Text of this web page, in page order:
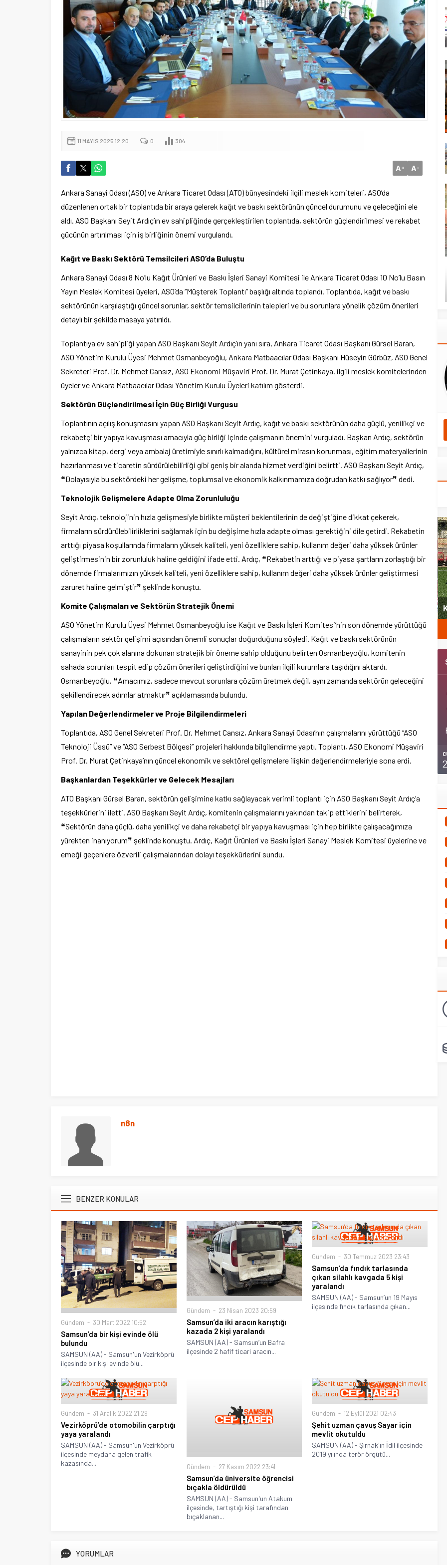
11 MAYIS 2025 12:20 0 304
A+ A-
Ankara Sanayi Odası (ASO) ve Ankara Ticaret Odası (ATO) bünyesindeki ilgili meslek komiteleri, ASO’da
düzenlenen ortak bir toplantıda bir araya gelerek kağıt ve baskı sektörünün güncel durumunu ve geleceğini ele
aldı. ASO Başkanı Seyit Ardıç’ın ev sahipliğinde gerçekleştirilen toplantıda, sektörün güçlendirilmesi ve rekabet
gücünün artırılması için iş birliğinin önemi vurgulandı.
Kağıt ve Baskı Sektörü Temsilcileri ASO’da Buluştu
Ankara Sanayi Odası 8 No’lu Kağıt Ürünleri ve Baskı İşleri Sanayi Komitesi ile Ankara Ticaret Odası 10 No’lu Basın
Yayın Meslek Komitesi üyeleri, ASO’da “Müşterek Toplantı” başlığı altında toplandı. Toplantıda, kağıt ve baskı
sektörünün karşılaştığı güncel sorunlar, sektör temsilcilerinin talepleri ve bu sorunlara yönelik çözüm önerileri
detaylı bir şekilde masaya yatırıldı.
Toplantıya ev sahipliği yapan ASO Başkanı Seyit Ardıç’ın yanı sıra, Ankara Ticaret Odası Başkanı Gürsel Baran,
ASO Yönetim Kurulu Üyesi Mehmet Osmanbeyoğlu, Ankara Matbaacılar Odası Başkanı Hüseyin Gürbüz, ASO Genel
Sekreteri Prof. Dr. Mehmet Cansız, ASO Ekonomi Müşaviri Prof. Dr. Murat Çetinkaya, ilgili meslek komitelerinden
üyeler ve Ankara Matbaacılar Odası Yönetim Kurulu Üyeleri katılım gösterdi.
Sektörün Güçlendirilmesi İçin Güç Birliği Vurgusu
Toplantının açılış konuşmasını yapan ASO Başkanı Seyit Ardıç, kağıt ve baskı sektörünün daha güçlü, yenilikçi ve
rekabetçi bir yapıya kavuşması amacıyla güç birliği içinde çalışmanın önemini vurguladı. Başkan Ardıç, sektörün
yalnızca kitap, dergi veya ambalaj üretimiyle sınırlı kalmadığını, kültürel mirasın korunması, eğitim materyallerinin
hazırlanması ve ticaretin sürdürülebilirliği gibi geniş bir alanda hizmet verdiğini belirtti. ASO Başkanı Seyit Ardıç,
❝Dolayısıyla bu sektördeki her gelişme, toplumsal ve ekonomik kalkınmamıza doğrudan katkı sağlıyor❞ dedi.
Teknolojik Gelişmelere Adapte Olma Zorunluluğu
Seyit Ardıç, teknolojinin hızla gelişmesiyle birlikte müşteri beklentilerinin de değiştiğine dikkat çekerek,
firmaların sürdürülebilirliklerini sağlamak için bu değişime hızla adapte olması gerektiğini dile getirdi. Rekabetin
arttığı piyasa koşullarında firmaların yüksek kaliteli, yeni özelliklere sahip, kullanım değeri daha yüksek ürünler
geliştirmesinin bir zorunluluk haline geldiğini ifade etti. Ardıç, ❝Rekabetin arttığı ve piyasa şartların zorlaştığı bir
dönemde firmalarımızın yüksek kaliteli, yeni özelliklere sahip, kullanım değeri daha yüksek ürünler geliştirmesi
zaruret haline gelmiştir❞ şeklinde konuştu.
Komite Çalışmaları ve Sektörün Stratejik Önemi
ASO Yönetim Kurulu Üyesi Mehmet Osmanbeyoğlu ise Kağıt ve Baskı İşleri Komitesi’nin son dönemde yürüttüğü
çalışmaların sektör gelişimi açısından önemli sonuçlar doğurduğunu söyledi. Kağıt ve baskı sektörünün
sanayinin pek çok alanına dokunan stratejik bir öneme sahip olduğunu belirten Osmanbeyoğlu, komitenin
sahada sorunları tespit edip çözüm önerileri geliştirdiğini ve bunları ilgili kurumlara taşıdığını aktardı.
Osmanbeyoğlu, ❝Amacımız, sadece mevcut sorunlara çözüm üretmek değil, aynı zamanda sektörün geleceğini
şekillendirecek adımlar atmaktır❞ açıklamasında bulundu.
Yapılan Değerlendirmeler ve Proje Bilgilendirmeleri
Toplantıda, ASO Genel Sekreteri Prof. Dr. Mehmet Cansız, Ankara Sanayi Odası’nın çalışmalarını yürüttüğü “ASO
Teknoloji Üssü” ve “ASO Serbest Bölgesi” projeleri hakkında bilgilendirme yaptı. Toplantı, ASO Ekonomi Müşaviri
Prof. Dr. Murat Çetinkaya’nın güncel ekonomik ve sektörel gelişmelere ilişkin değerlendirmeleriyle sona erdi.
Başkanlardan Teşekkürler ve Gelecek Mesajları
ATO Başkanı Gürsel Baran, sektörün gelişimine katkı sağlayacak verimli toplantı için ASO Başkanı Seyit Ardıç’a
teşekkürlerini iletti. ASO Başkanı Seyit Ardıç, komitenin çalışmalarını yakından takip ettiklerini belirterek,
❝Sektörün daha güçlü, daha yenilikçi ve daha rekabetçi bir yapıya kavuşması için hep birlikte çalışacağımıza
yürekten inanıyorum❞ şeklinde konuştu. Ardıç, Kağıt Ürünleri ve Baskı İşleri Sanayi Meslek Komitesi üyelerine ve
emeği geçenlere özverili çalışmalarından dolayı teşekkürlerini sundu.
n8n
BENZER KONULAR
Gündem 30 Mart 2022 10:52
Samsun’da bir kişi evinde ölü
bulundu
SAMSUN (AA) - Samsun'un Vezirköprü
ilçesinde bir kişi evinde ölü...
Gündem 23 Nisan 2023 20:59
Samsun’da iki aracın karıştığı
kazada 2 kişi yaralandı
SAMSUN (AA) - Samsun’un Bafra
ilçesinde 2 hafif ticari aracın...
Gündem 30 Temmuz 2023 23:43
Samsun’da fındık tarlasında
çıkan silahlı kavgada 5 kişi
yaralandı
SAMSUN (AA) - Samsun’un 19 Mayıs
ilçesinde fındık tarlasında çıkan...
Gündem 31 Aralık 2022 21:29
Vezirköprü’de otomobilin çarptığı
yaya yaralandı
SAMSUN (AA) - Samsun'un Vezirköprü
ilçesinde meydana gelen trafik
kazasında...
Gündem 27 Kasım 2022 23:41
Samsun’da üniversite öğrencisi
bıçakla öldürüldü
SAMSUN (AA) - Samsun'un Atakum
ilçesinde, tartıştığı kişi tarafından
bıçaklanan...
Gündem 12 Eylül 2021 02:43
Şehit uzman çavuş Sayar için
mevlit okutuldu
SAMSUN (AA) - Şırnak'ın İdil ilçesinde
2019 yılında terör örgütü...
YORUMLAR
merkez tahsis edildi